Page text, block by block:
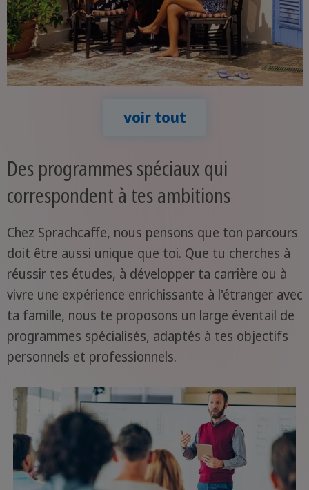
voir tout
Des programmes spéciaux qui
correspondent à tes ambitions
Chez Sprachcaffe, nous pensons que ton parcours
doit être aussi unique que toi. Que tu cherches à
réussir tes études, à développer ta carrière ou à
vivre une expérience enrichissante à l'étranger avec
ta famille, nous te proposons un large éventail de
programmes spécialisés, adaptés à tes objectifs
personnels et professionnels.